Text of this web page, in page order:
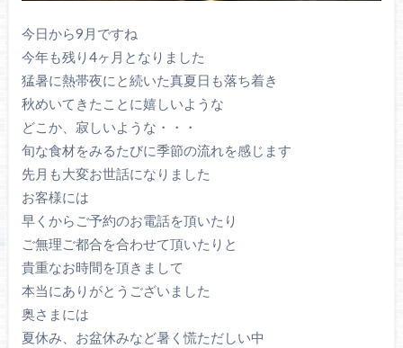
今日から9月ですね
今年も残り4ヶ月となりました
猛暑に熱帯夜にと続いた真夏日も落ち着き
秋めいてきたことに嬉しいような
どこか、寂しいような・・・
旬な食材をみるたびに季節の流れを感じます
先月も大変お世話になりました
お客様には
早くからご予約のお電話を頂いたり
ご無理ご都合を合わせて頂いたりと
貴重なお時間を頂きまして
本当にありがとうございました
奥さまには
夏休み、お盆休みなど暑く慌ただしい中